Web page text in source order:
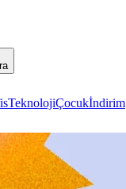
TeknolojiÇocukİndirim